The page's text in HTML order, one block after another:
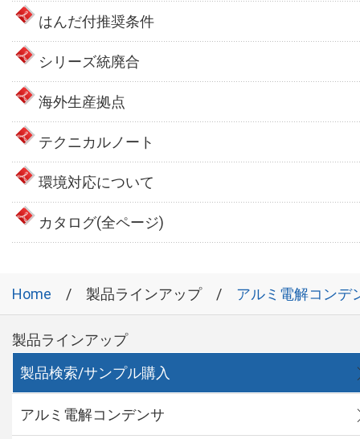
はんだ付推奨条件
シリーズ統廃合
海外生産拠点
テクニカルノート
環境対応について
カタログ(全ページ)
Home 製品ラインアップ アルミ電解コンデ
製品ラインアップ
製品検索/サンプル購入
アルミ電解コンデンサ